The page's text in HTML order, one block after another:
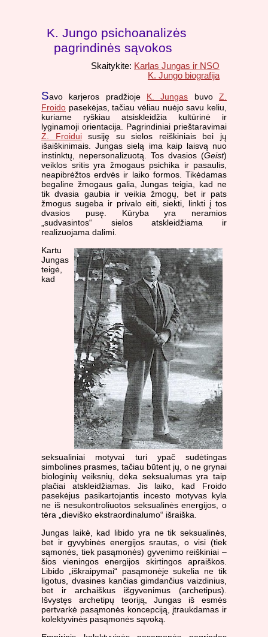
K. Jungo psichoanalizės
pagrindinės sąvokos
Skaitykite: Karlas Jungas ir NSO
K. Jungo biografija
Savo karjeros pradžioje K. Jungas buvoZ.
Froido pasekėjas, tačiau vėliau nuėjo savu keliu,
kuriame ryškiau atsiskleidžia kultūrinė ir
lyginamoji orientacija. Pagrindiniai prieštaravimai
Z. Froiduisusiję su sielos reiškiniais bei jų
išaiškinimais. Jungas sielą ima kaip laisvą nuo
instinktų, nepersonalizuotą. Tos dvasios (Geist)
veiklos sritis yra žmogaus psichika ir pasaulis,
neapibrėžtos erdvės ir laiko formos. Tikėdamas
begaline žmogaus galia, Jungas teigia, kad ne
tik dvasia gaubia ir veikia žmogų, bet ir pats
žmogus sugeba ir privalo eiti, siekti, linkti į tos
dvasios pusę. Kūryba yra neramios
„sudvasintos“ sielos atskleidžiama ir
realizuojama dalimi.
Kartu
Jungas
teigė,
kad
seksualiniai motyvai turi ypač sudėtingas
simbolines prasmes, tačiau būtent jų, o ne grynai
biologinių veiksnių, dėka seksualumas yra taip
plačiai atskleidžiamas. Jis laiko, kad Froido
pasekėjus pasikartojantis incesto motyvas kyla
ne iš nesukontroliuotos seksualinės energijos, o
tėra „dieviško ekstraordinalumo“ išraiška.
Jungas laikė, kad libido yra ne tik seksualinės,
bet ir gyvybinės energijos srautas, o visi (tiek
sąmonės, tiek pasąmonės) gyvenimo reiškiniai –
šios vieningos energijos skirtingos apraiškos.
Libido „iškraipymai“ pasąmonėje sukelia ne tik
ligotus, dvasines kančias gimdančius vaizdinius,
bet ir archaiškus išgyvenimus (archetipus).
Išvystęs archetipų teoriją, Jungas iš esmės
pertvarkė pasąmonės koncepciją, įtraukdamas ir
kolektyvinės pasąmonės sąvoką.